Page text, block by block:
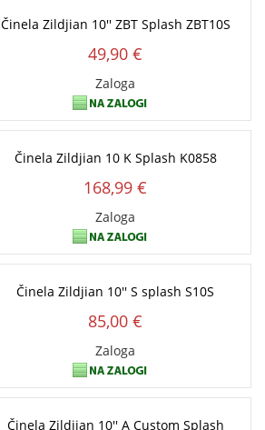
Činela Zildjian 10'' ZBT Splash ZBT10S
49,90 €
Zaloga
Činela Zildjian 10 K Splash K0858
168,99 €
Zaloga
Činela Zildjian 10'' S splash S10S
85,00 €
Zaloga
Činela Zildjian 10'' A Custom Splash